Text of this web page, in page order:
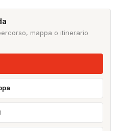
mappa o itinerario